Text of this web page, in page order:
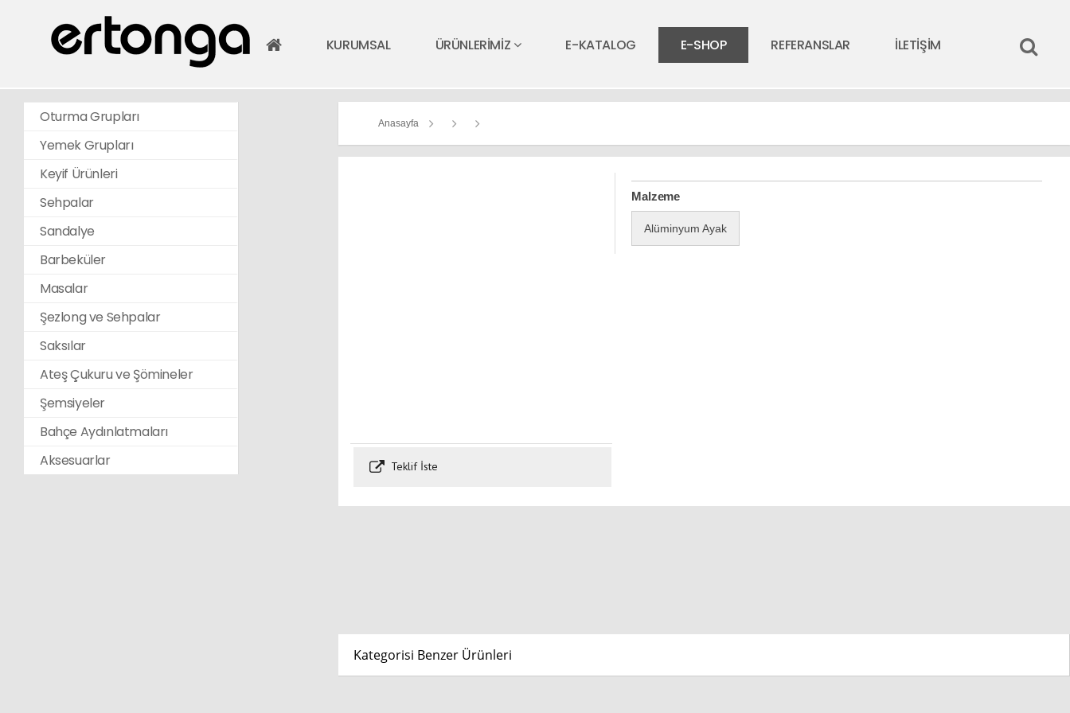
KURUMSAL ÜRÜNLERİMİZ E-KATALOG E-SHOP REFERANSLAR İLETİŞİM
Oturma Grupları
Yemek Grupları
Keyif Ürünleri
Sehpalar
Sandalye
Barbeküler
Masalar
Şezlong ve Sehpalar
Saksılar
Ateş Çukuru ve Şömineler
Şemsiyeler
Bahçe Aydınlatmaları
Aksesuarlar
Anasayfa
Teklif İste
Malzeme
Alüminyum Ayak
Kategorisi Benzer Ürünleri